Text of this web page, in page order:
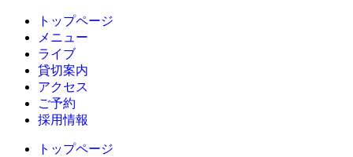
トップページ
メニュー
ライブ
貸切案内
アクセス
ご予約
採用情報
トップページ